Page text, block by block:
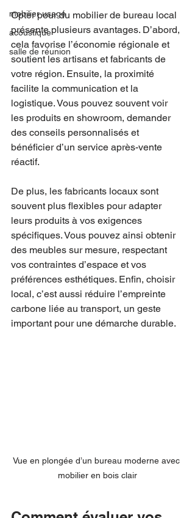
mobilier usagé
acoustique
salle de réunion
Opter pour du mobilier de bureau local
présente plusieurs avantages. D’abord,
cela favorise l’économie régionale et
soutient les artisans et fabricants de
votre région. Ensuite, la proximité
facilite la communication et la
logistique. Vous pouvez souvent voir
les produits en showroom, demander
des conseils personnalisés et
bénéficier d’un service après-vente
réactif.
De plus, les fabricants locaux sont
souvent plus flexibles pour adapter
leurs produits à vos exigences
spécifiques. Vous pouvez ainsi obtenir
des meubles sur mesure, respectant
vos contraintes d’espace et vos
préférences esthétiques. Enfin, choisir
local, c’est aussi réduire l’empreinte
carbone liée au transport, un geste
important pour une démarche durable.
Vue en plongée d’un bureau moderne avec
mobilier en bois clair